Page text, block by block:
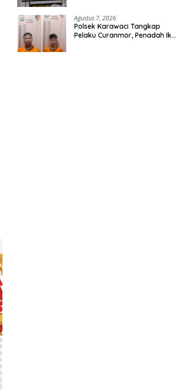
Agustus 7, 2026
Polsek Karawaci Tangkap
Pelaku Curanmor, Penadah Ikut